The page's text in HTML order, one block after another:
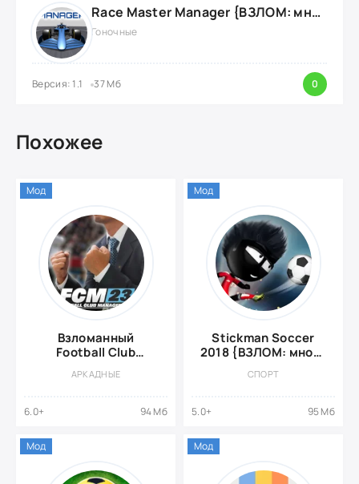
Race Master Manager {ВЗЛОМ: много денег}
Гоночные
Версия: 1.1 37 Мб 0
Похожее
Взломанный
Football Club
АРКАДНЫЕ
6.0+ 94 Мб
Мод
Stickman Soccer
2018 {ВЗЛОМ: много
СПОРТ
5.0+ 95 Мб
Мод
Мод Мод